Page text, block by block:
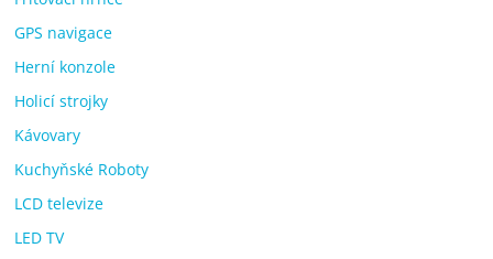
GPS navigace
Herní konzole
Holicí strojky
Kávovary
Kuchyňské Roboty
LCD televize
LED TV